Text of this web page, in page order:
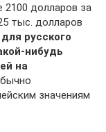
долларов за
тыс. долларов
русского
нибудь
на
значениям